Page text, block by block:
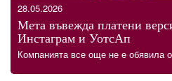
28.05.2026
Мета въвежда платени
Инстаграм и УотсАп
Компанията все още не е обявила